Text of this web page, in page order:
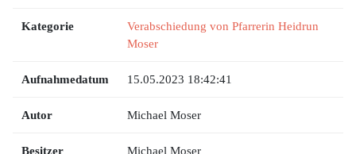
Kategorie
Verabschiedung von Pfarrerin Heidrun
Moser
Aufnahmedatum 15.05.2023 18:42:41
Autor Michael Moser
Besitzer Michael Moser